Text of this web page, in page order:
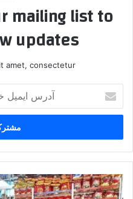
mailing list to
updates!
amet, consectetur.
ایمیل
خود
وارد
کنید
برخورد
با